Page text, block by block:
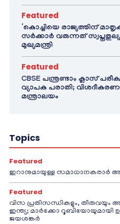
Featured
‘കൊച്ചിയെ രാജ്യത്തിന്
സർക്കാർ വരുന്നത്
മുഖ്യമന്ത്രി
Featured
CBSE പന്ത്രണ്ടാം ക്ലാസ്
വ്യാപക പരാതി; വിശദീകരണം
മന്ത്രാലയം
Topics
Featured
ഇറാനുമായുള്ള സമാധാനകരാർ
Featured
വിസ പ്രതിസന്ധികളും, തീരുവയും
ഇന്ത്യ; മാർക്കോ റൂബിയോയുമായി
ജയശങ്കർ